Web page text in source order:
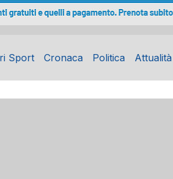
Sport Cronaca Politica Attualità